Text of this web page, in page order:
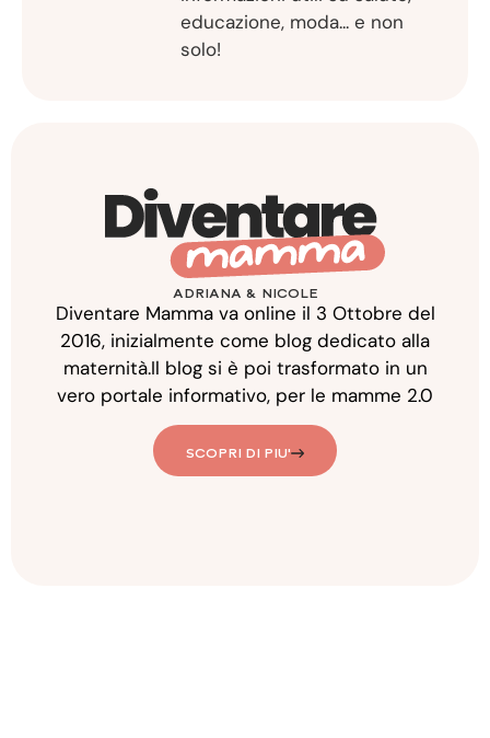
educazione, moda... e non
solo!
ADRIANA & NICOLE
Diventare Mamma va online il 3 Ottobre del
2016, inizialmente come blog dedicato alla
maternità.Il blog si è poi trasformato in un
vero portale informativo, per le mamme 2.0
SCOPRI DI PIU'